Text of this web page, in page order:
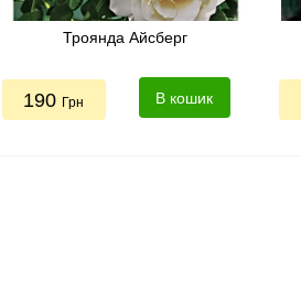
Троянда Айсберг
190 Грн В кошик